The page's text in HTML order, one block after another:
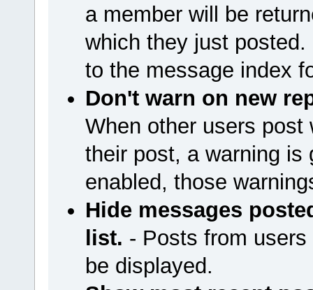
a member will be
which they just
to the message index
Don't warn on new
When other users post
their post, a warning is
enabled, those
Hide messages
list. - Posts from
be displayed.